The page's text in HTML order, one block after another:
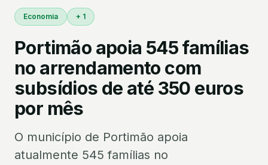
Economia + 1
Portimão apoia 545 famílias
no arrendamento com
subsídios de até 350 euros
por mês
O município de Portimão apoia
atualmente 545 famílias no